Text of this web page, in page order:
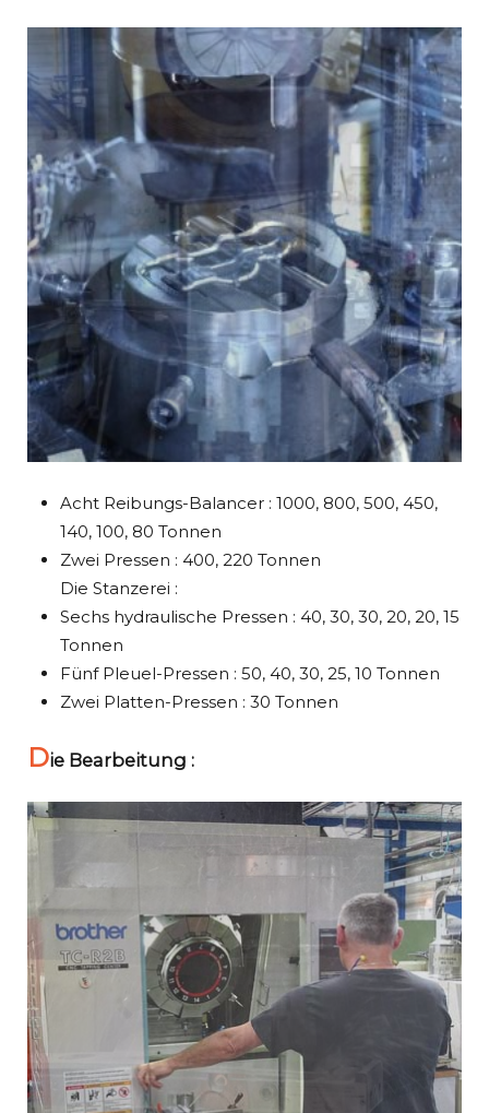
Acht Reibungs-Balancer : 1000, 800, 500, 450,
140, 100, 80 Tonnen
Zwei Pressen : 400, 220 Tonnen
Die Stanzerei :
Sechs hydraulische Pressen : 40, 30, 30, 20, 20, 15
Tonnen
Fünf Pleuel-Pressen : 50, 40, 30, 25, 10 Tonnen
Zwei Platten-Pressen : 30 Tonnen
Die Bearbeitung :